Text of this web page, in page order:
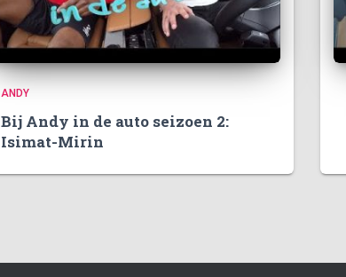
ANDY
Bij Andy in de auto seizoen 2:
Isimat-Mirin